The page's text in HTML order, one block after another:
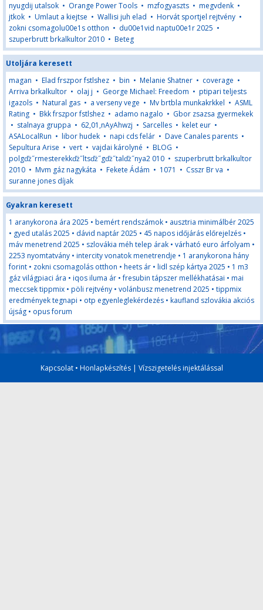
nyugdij utalsok • Orange Power Tools • mzfogyaszts • megvdenk •
jtkok • Umlaut a kiejtse • Wallisi juh elad • Horvát sportjel rejtvény •
zokni csomagolu00e1s otthon • du00e1vid naptu00e1r 2025 •
szuperbrutt brkalkultor 2010 • Beteg
Utoljára keresett
magan • Elad frszpor fstlshez • bin • Melanie Shatner • coverage •
Arriva brkalkultor • olaj j • George Michael: Freedom • ptipari teljests
igazols • Natural gas • a verseny vege • Mv brtbla munkakrkkel • ASML
Rating • Bkk frszpor fstlshez • adamo nagalo • Gbor zsazsa gyermekek
• stalnaya gruppa • 62,01,nAyAhwzj • Sarcelles • kelet eur •
ASALocalRun • libor hudek • napi cds felár • Dave Canales parents •
Sepultura Arise • vert • vajdai károlyné • BLOG •
polgďż˝rmesterekkďż˝ltsďż˝gďż˝talďż˝nya2 010 • szuperbrutt brkalkultor
2010 • Mvm gáz nagykáta • Fekete Ádám • 1071 • Csszr Br va •
suranne jones díjak
Gyakran keresett
1 aranykorona ára 2025 • bemért rendszámok • ausztria minimálbér 2025
• gyed utalás 2025 • dávid naptár 2025 • 45 napos időjárás előrejelzés •
máv menetrend 2025 • szlovákia méh telep árak • várható euro árfolyam •
2253 nyomtatvány • intercity vonatok menetrendje • 1 aranykorona hány
forint • zokni csomagolás otthon • heets ár • lidl szép kártya 2025 • 1 m3
gáz világpiaci ára • iqos iluma ár •fresubin tápszer mellékhatásai • mai
meccsek tippmix • pöli rejtvény • volánbusz menetrend 2025 • tippmix
eredmények tegnapi • otp egyenleglekérdezés • kaufland szlovákia akciós
újság • opus forum
Kapcsolat• Honlapkészítés| Vízszigetelés injektálással